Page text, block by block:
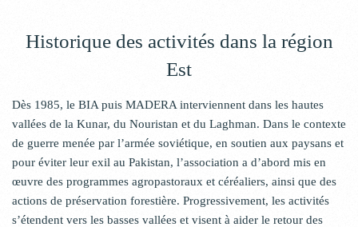
Historique des activités dans la région
Est
Dès 1985, le BIA puis MADERA interviennent dans les hautes
vallées de la Kunar, du Nouristan et du Laghman. Dans le contexte
de guerre menée par l’armée soviétique, en soutien aux paysans et
pour éviter leur exil au Pakistan, l’association a d’abord mis en
œuvre des programmes agropastoraux et céréaliers, ainsi que des
actions de préservation forestière. Progressivement, les activités
s’étendent vers les basses vallées et visent à aider le retour des